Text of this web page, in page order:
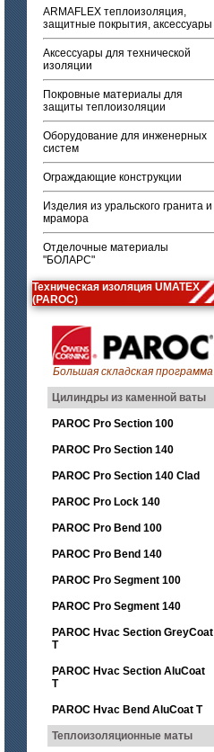
ARMAFLEX теплоизоляция,
защитные покрытия, аксессуары
Аксессуары для технической
изоляции
Покровные материалы для
защиты теплоизоляции
Оборудование для инженерных
систем
Ограждающие конструкции
Изделия из уральского гранита и
мрамора
Отделочные материалы
"БОЛАРС"
Техническая изоляция UMATEX
(PAROC)
Большая складская программа
Цилиндры из каменной ваты
PAROC Pro Section 100
PAROC Pro Section 140
PAROC Pro Section 140 Clad
PAROC Pro Lock 140
PAROC Pro Bend 100
PAROC Pro Bend 140
PAROC Pro Segment 100
PAROC Pro Segment 140
PAROC Hvac Section GreyCoat
T
PAROC Hvac Section AluCoat
T
PAROC Hvac Bend AluCoat T
Теплоизоляционные маты